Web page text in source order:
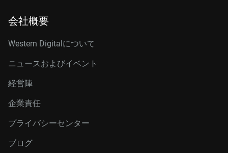
会社概要
Western Digitalについて
ニュースおよびイベント
経営陣
企業責任
プライバシーセンター
ブログ